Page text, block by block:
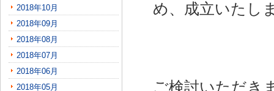
2018年10月
2018年09月
2018年08月
2018年07月
2018年06月
2018年05月
め、成立いたし
ご検討いただき